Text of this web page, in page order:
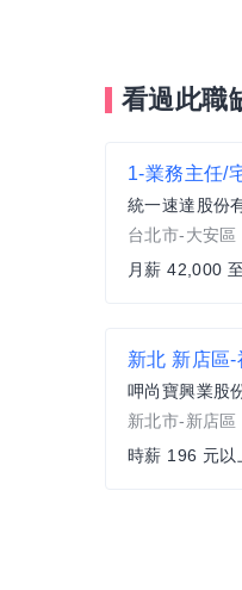
看過此職
1-業務主任/
統一速達股份
台北市-大安區
月薪 42,000
新北 新店區-
呷尚寶興業股
新北市-新店區
時薪 196 元以